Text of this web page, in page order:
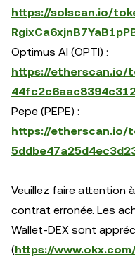
https://solscan.io/
Optimus AI (OPTI) :
https://etherscan.io/
Pepe (PEPE) :
https://etherscan.io/
Veuillez faire attention
contrat erronée. Les
Wallet-DEX sont
(https://